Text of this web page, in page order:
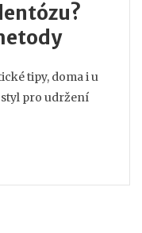
tipy, doma i u
pro udržení